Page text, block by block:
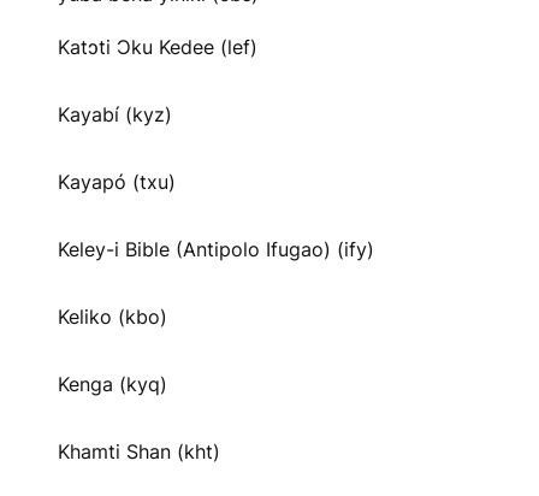
Katɔti Ɔku Kedee (lef)
Kayabí (kyz)
Kayapó (txu)
Keley-i Bible (Antipolo Ifugao) (ify)
Keliko (kbo)
Kenga (kyq)
Khamti Shan (kht)